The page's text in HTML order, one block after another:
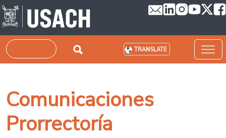
Skip to main content
Search TRANSLATE
Comunicaciones
Prorrectoría